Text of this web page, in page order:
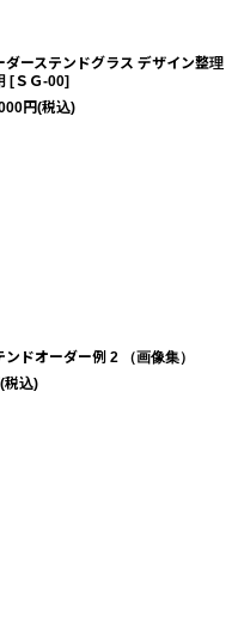
ダーステンドグラス デザイン整理
[ＳＧ-00]
円(税込)
ンドオーダー例 2 （画像集）
(税込)